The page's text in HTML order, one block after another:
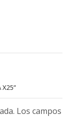
X25”
Los campos